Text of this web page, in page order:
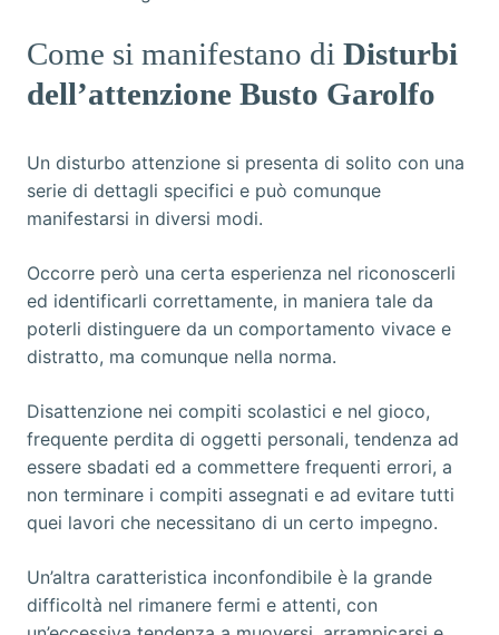
Come si manifestano di Disturbi
dell’attenzione Busto Garolfo
Un disturbo attenzione si presenta di solito con una
serie di dettagli specifici e può comunque
manifestarsi in diversi modi.
Occorre però una certa esperienza nel riconoscerli
ed identificarli correttamente, in maniera tale da
poterli distinguere da un comportamento vivace e
distratto, ma comunque nella norma.
Disattenzione nei compiti scolastici e nel gioco,
frequente perdita di oggetti personali, tendenza ad
essere sbadati ed a commettere frequenti errori, a
non terminare i compiti assegnati e ad evitare tutti
quei lavori che necessitano di un certo impegno.
Un’altra caratteristica inconfondibile è la grande
difficoltà nel rimanere fermi e attenti, con